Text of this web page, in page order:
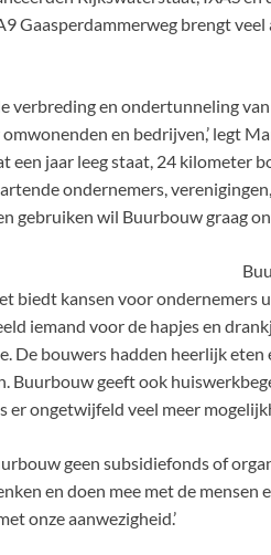
A9 Gaasperdammerweg brengt
verbreding en ondertunneling
en bedrijven,’ legt
een jaar leeg staat, 24 kilometer
ondernemers,
gebruiken wil Buurbouw graag
biedt kansen voor ondernemers
iemand voor de hapjes en
De bouwers hadden heerlijk
Buurbouw geeft ook
er ongetwijfeld veel meer
geen subsidiefonds of
en doen mee met de mensen
onze aanwezigheid.’